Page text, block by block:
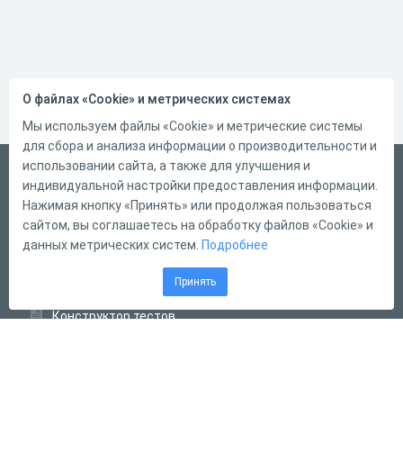
Русский
Справка
Форма обратной связи
Конструктор тестов
О файлах «Cookie» и метрических системах
Мы используем файлы «Cookie» и метрические системы
для сбора и анализа информации о производительности и
использовании сайта, а также для улучшения и
индивидуальной настройки предоставления информации.
Нажимая кнопку «Принять» или продолжая пользоваться
сайтом, вы соглашаетесь на обработку файлов «Cookie» и
данных метрических систем. Подробнее
Принять